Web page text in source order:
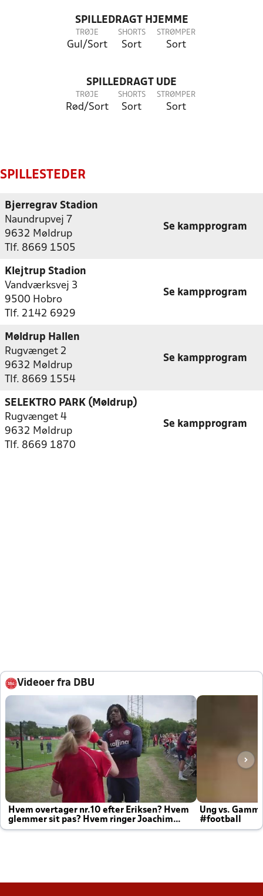
SPILLEDRAGT HJEMME
TRØJE
Gul/Sort
SHORTS
Sort
STRØMPER
Sort
SPILLEDRAGT UDE
TRØJE
Rød/Sort
SHORTS
Sort
STRØMPER
Sort
SPILLESTEDER
Bjerregrav Stadion
Naundrupvej 7
9632 Møldrup
Tlf. 8669 1505
Se kampprogram
Klejtrup Stadion
Vandværksvej 3
9500 Hobro
Tlf. 2142 6929
Se kampprogram
Møldrup Hallen
Rugvænget 2
9632 Møldrup
Tlf. 8669 1554
Se kampprogram
SELEKTRO PARK (Møldrup)
Rugvænget 4
9632 Møldrup
Tlf. 8669 1870
Se kampprogram
Videoer fra DBU
Hvem overtager nr.10 efter Eriksen? Hvem
glemmer sit pas? Hvem ringer Joachim
altid til efter kampe?
Ung vs.
#football